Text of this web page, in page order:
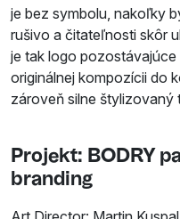
je bez symbolu, nakoľky
rušivo a čitateľnosti skôr
je tak logo
originálnej kompozícii do
zároveň silne
Projekt: BODRY
branding